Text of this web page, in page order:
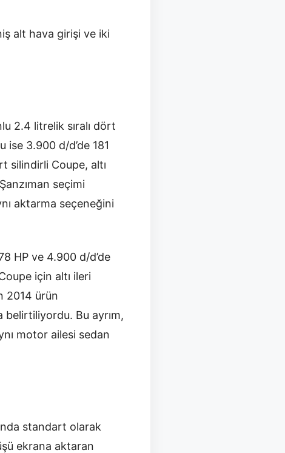
alt hava girişi ve iki
2.4 litrelik sıralı dört
3.900 d/d’de 181
silindirli Coupe, altı
seçimi
aktarma seçeneğini
HP ve 4.900 d/d’de
için altı ileri
2014 ürün
belirtiliyordu. Bu ayrım,
motor ailesi sedan
standart olarak
ekrana aktaran